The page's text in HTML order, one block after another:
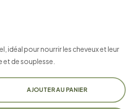
idéal pour nourrir les cheveux et leur
de souplesse.
AJOUTER AU PANIER